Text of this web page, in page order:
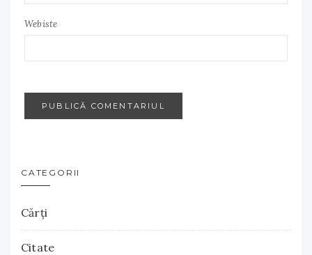
Webiste
CATEGORII
Cărţi
Citate